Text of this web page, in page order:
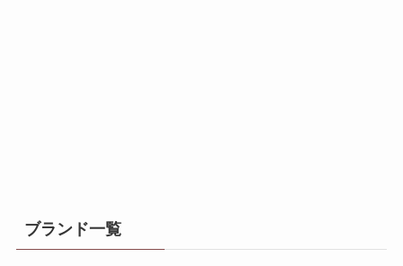
ブランド一覧